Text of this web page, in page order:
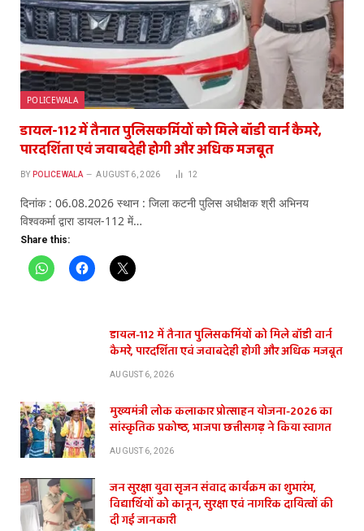
POLICEWALA
डायल-112 में तैनात पुलिसकर्मियों को मिले बॉडी वार्न कैमरे,
पारदर्शिता एवं जवाबदेही होगी और अधिक मजबूत
BY POLICEWALA AUGUST 6, 2026 12
दिनांक : 06.08.2026 स्थान : जिला कटनी पुलिस अधीक्षक श्री अभिनय
विश्वकर्मा द्वारा डायल-112 में…
Share this:
डायल-112 में तैनात पुलिसकर्मियों को मिले बॉडी वार्न
कैमरे, पारदर्शिता एवं जवाबदेही होगी और अधिक मजबूत
AUGUST 6, 2026
मुख्यमंत्री लोक कलाकार प्रोत्साहन योजना-2026 का
सांस्कृतिक प्रकोष्ठ, भाजपा छत्तीसगढ़ ने किया स्वागत
AUGUST 6, 2026
जन सुरक्षा युवा सृजन संवाद कार्यक्रम का शुभारंभ,
विद्यार्थियों को कानून, सुरक्षा एवं नागरिक दायित्वों की
दी गई जानकारी